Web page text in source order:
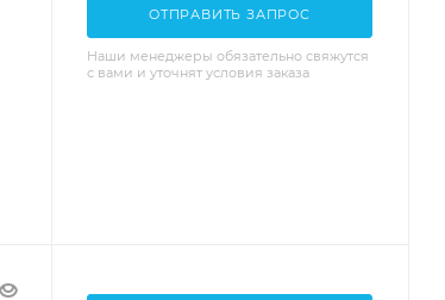
ОТПРАВИТЬ ЗАПРОС
Наши менеджеры обязательно свяжутся
с вами и уточнят условия заказа